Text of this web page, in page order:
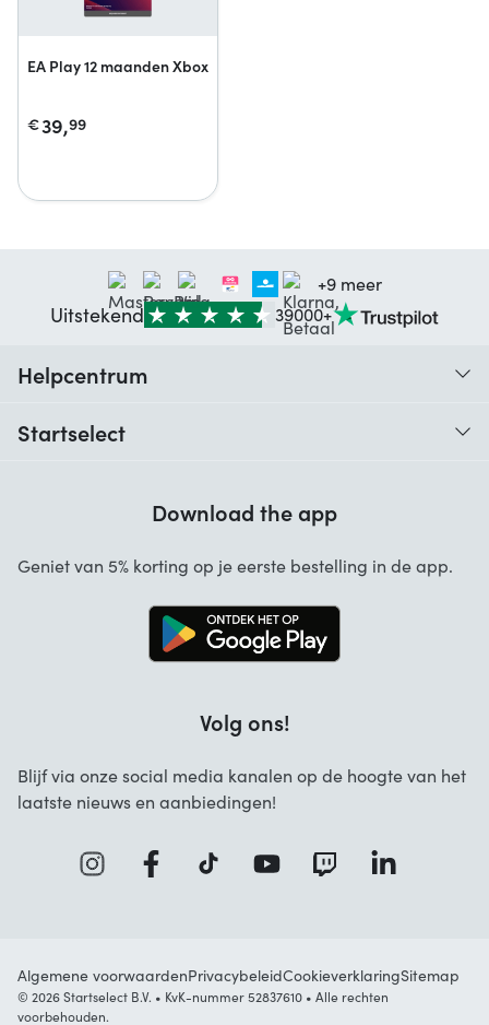
EA Play 12 maanden Xbox
€39,99
+9 meer
Uitstekend 39000+
Helpcentrum
Startselect
Startselect App
Download the app
Geniet van 5% korting op je eerste bestelling in de app.
Volg ons!
Blijf via onze social media kanalen op de hoogte van het
laatste nieuws en aanbiedingen!
Algemene voorwaardenPrivacybeleidCookieverklaringSitemap
© 2026 Startselect B.V. • KvK-nummer 52837610 • Alle rechten
voorbehouden.